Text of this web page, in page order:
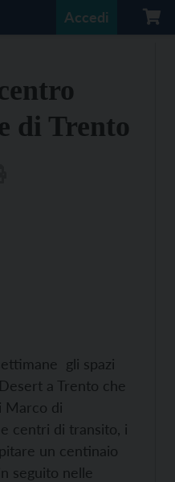
Accedi
di Trento
gli spazi
a Trento che
Marco di
centri di transito, i
un centinaio
seguito nelle